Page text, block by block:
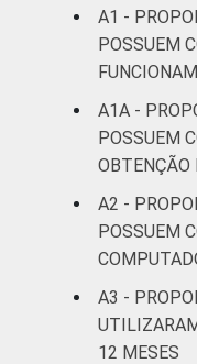
* Base:
lucrativos.
A1 -
POSSUEM
A1A -
POSSUEM
OBTENÇÃO
A2 -
POSSUEM
A3 -
12 MESES